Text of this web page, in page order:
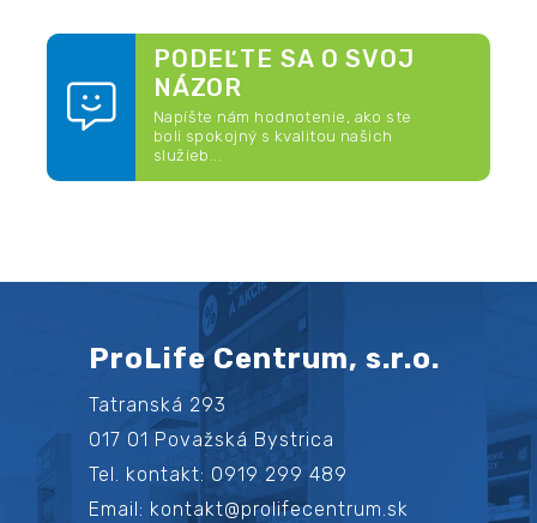
PODEĽTE SA O SVOJ
NÁZOR
Napíšte nám hodnotenie, ako ste
boli spokojný s kvalitou našich
služieb...
ProLife Centrum, s.r.o.
Tatranská 293
017 01 Považská Bystrica
Tel. kontakt: 0919 299 489
Email: kontakt@prolifecentrum.sk